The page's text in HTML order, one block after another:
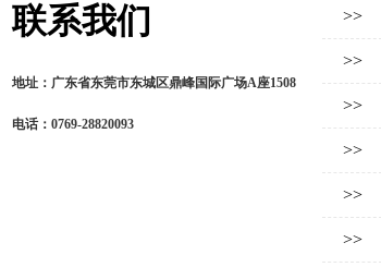
联系我们
地址：广东省东莞市东城区鼎峰国际广场A座1508
电话：0769-28820093
>>
>>
>>
>>
>>
>>